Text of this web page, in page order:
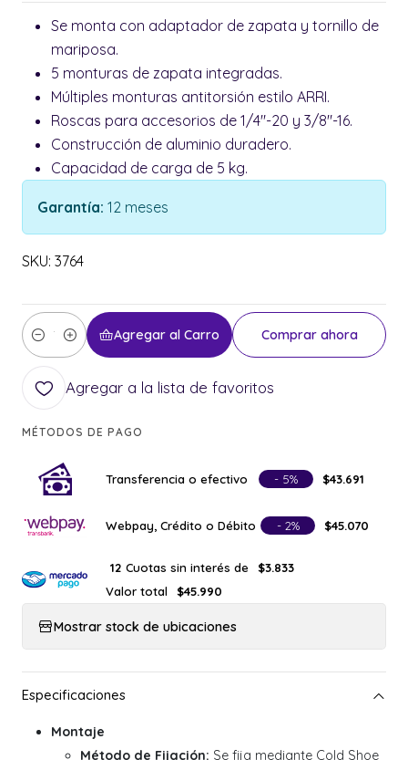
Se monta con adaptador de zapata y tornillo de
mariposa.
5 monturas de zapata integradas.
Múltiples monturas antitorsión estilo ARRI.
Roscas para accesorios de 1/4"-20 y 3/8"-16.
Construcción de aluminio duradero.
Capacidad de carga de 5 kg.
Garantía: 12 meses
SKU: 3764
Cantidad
Agregar al Carro Comprar ahora
Agregar a la lista de favoritos
MÉTODOS DE PAGO
Transferencia o efectivo - 5% $43.691
Webpay, Crédito o Débito - 2% $45.070
12 Cuotas sin interés de
$3.833
Valor total
$45.990
Mostrar stock de ubicaciones
Montaje
Método de Fijación: Se fija mediante Cold Shoe